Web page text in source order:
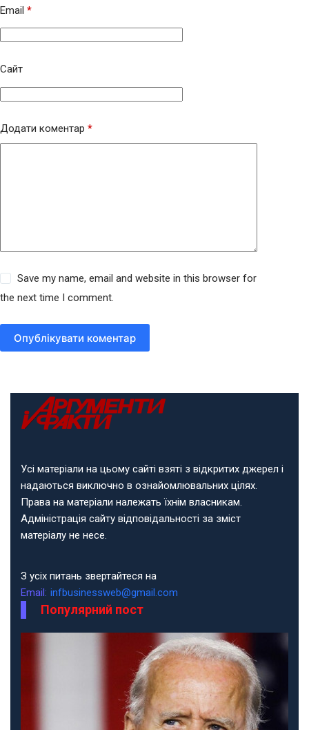
Email *
Сайт
Додати коментар *
Save my name, email and website in this browser for
the next time I comment.
Опублікувати коментар
Усі матеріали на цьому сайті взяті з відкритих джерел і
надаються виключно в ознайомлювальних цілях.
Права на матеріали належать їхнім власникам.
Адміністрація сайту відповідальності за зміст
матеріалу не несе.
З усіх питань звертайтеся на
Email: infbusinessweb@gmail.com
Популярний пост